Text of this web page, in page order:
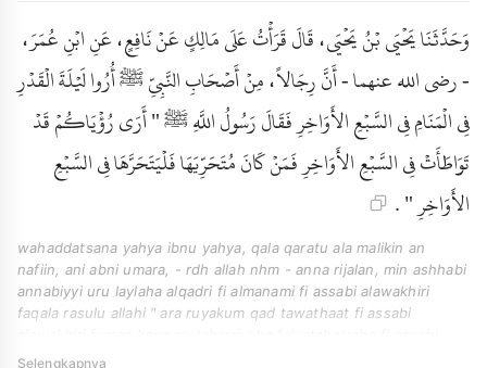
وَحَدَّثَنَا يَحْيَى بْنُ يَحْيَى، قَالَ قَرَأْتُ عَلَى مَالِكٍ عَنْ نَافِعٍ، عَنِ ابْنِ عُمَرَ،
- رضى الله عنهما - أَنَّ رِجَالاً، مِنْ أَصْحَابِ النَّبِيِّ ﷺ أُرُوا لَيْلَةَ الْقَدْرِ
فِي الْمَنَامِ فِي السَّبْعِ الأَوَاخِرِ فَقَالَ رَسُولُ اللَّهِ ﷺ " أَرَى رُؤْيَاكُمْ قَدْ
تَوَاطَأَتْ فِي السَّبْعِ الأَوَاخِرِ فَمَنْ كَانَ مُتَحَرِّيَهَا فَلْيَتَحَرَّهَا فِي السَّبْعِ
الأَوَاخِرِ " .
wahaddatsana yahya ibnu yahya, qala qaratu ala malikin an
nafiin, ani abni umara, - rdh allah nhm - anna rijalan, min ashhabi
annabiyyi uru laylaha alqadri fi almanami fi assabi alawakhiri
faqala rasulu allahi " ara ruyakum qad tawathaat fi assabi
alawakhiri ".
Selengkapnya